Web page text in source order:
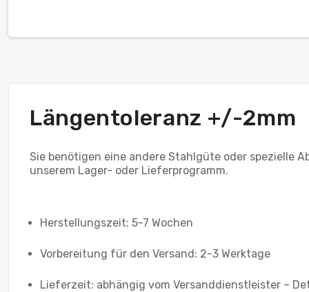
Längentoleranz +/-2mm
Sie benötigen eine andere Stahlgüte oder spezielle
unserem Lager- oder Lieferprogramm.
Herstellungszeit: 5-7 Wochen
Vorbereitung für den Versand: 2-3 Werktage
Lieferzeit: abhängig vom Versanddienstleister –